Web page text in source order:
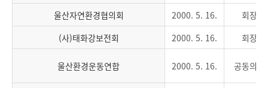
울산자연환경협의회
2000. 5. 16.
회장
(사)태화강보전회
2000. 5. 16. 회장
울산환경운동연합 2000. 5. 16. 공동의장